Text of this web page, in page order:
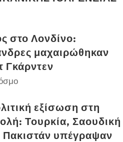
στο Λονδίνο:
μαχαιρώθηκαν
Γκάρντεν
εξίσωση στη
Τουρκία, Σαουδική
Πακιστάν υπέγραψαν